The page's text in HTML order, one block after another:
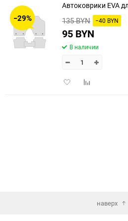
−29%
Автоковрики EVA
135 BYN −40 BYN
95 BYN
В наличии
ДобавитьДобавить
наверх